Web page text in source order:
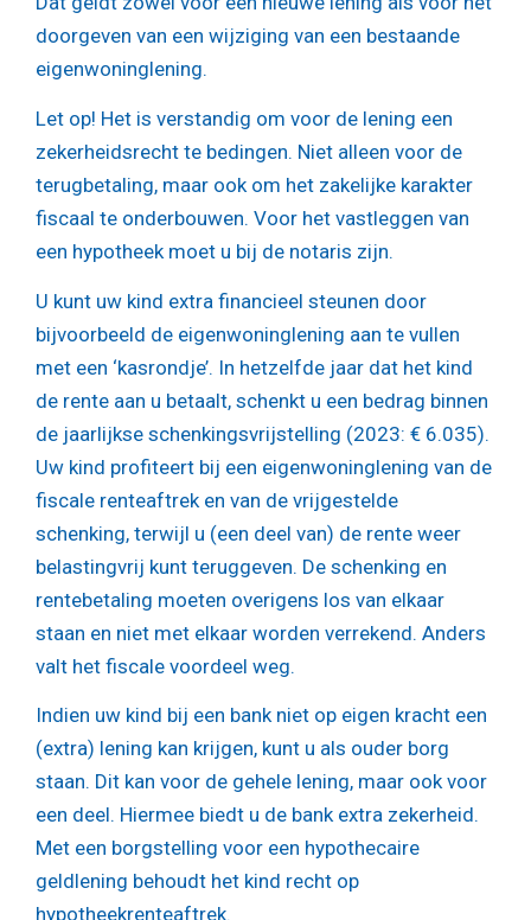
doorgeven van een wijziging van een bestaande
eigenwoninglening.
Let op! Het is verstandig om voor de lening een
zekerheidsrecht te bedingen. Niet alleen voor de
terugbetaling, maar ook om het zakelijke karakter
fiscaal te onderbouwen. Voor het vastleggen van
een hypotheek moet u bij de notaris zijn.
U kunt uw kind extra financieel steunen door
bijvoorbeeld de eigenwoninglening aan te vullen
met een ‘kasrondje’. In hetzelfde jaar dat het kind
de rente aan u betaalt, schenkt u een bedrag binnen
de jaarlijkse schenkingsvrijstelling (2023: € 6.035).
Uw kind profiteert bij een eigenwoninglening van de
fiscale renteaftrek en van de vrijgestelde
schenking, terwijl u (een deel van) de rente weer
belastingvrij kunt teruggeven. De schenking en
rentebetaling moeten overigens los van elkaar
staan en niet met elkaar worden verrekend. Anders
valt het fiscale voordeel weg.
Indien uw kind bij een bank niet op eigen kracht een
(extra) lening kan krijgen, kunt u als ouder borg
staan. Dit kan voor de gehele lening, maar ook voor
een deel. Hiermee biedt u de bank extra zekerheid.
Met een borgstelling voor een hypothecaire
geldlening behoudt het kind recht op
hypotheekrenteaftrek.